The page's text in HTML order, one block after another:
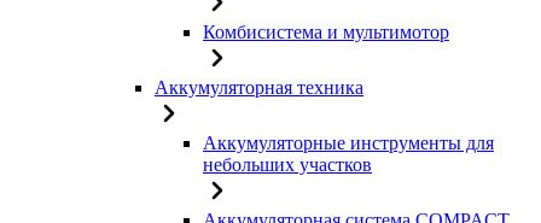
Комбисистема и мультимотор
Аккумуляторная техника
Аккумуляторные инструменты для
небольших участков